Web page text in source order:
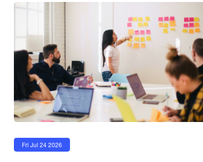
Fri Jul 24 2026